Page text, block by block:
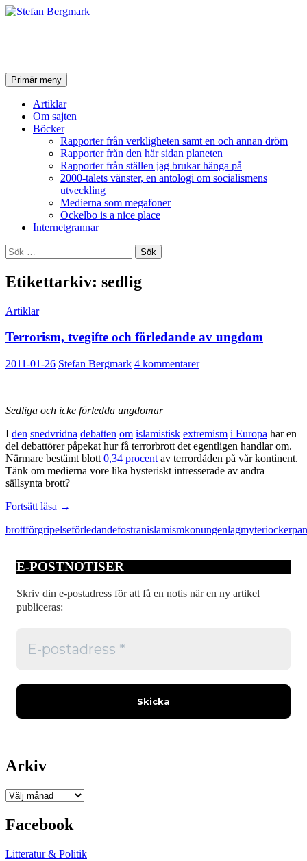
SökPrimär meny Hoppa
till
innehåll
Artiklar
Om sajten
Böcker
Rapporter från verkligheten samt en och annan dröm
Rapporter från den här sidan planeten
Rapporter från ställen jag brukar hänga på
2000-talets vänster, en antologi om socialismens
utveckling
Medierna som megafoner
Ockelbo is a nice place
Internetgrannar
Sök
efter:
Etikettarkiv: sedlig
Artiklar
Terrorism, tvegifte och förledande av ungdom
2011-01-26 Stefan Bergmark 4 kommentarer
Sedliga och icke förledda ungdomar
I den snedvridna debatten om islamistisk extremism i Europa har en
del debattörer påpekat hur få terrorbrott det egentligen handlar om.
Närmare bestämt blott 0,34 procent av terrordåden på vår kontinent.
Tänk om medierna vore lika hysteriskt intresserade av andra
sällsynta brott?
Fortsätt läsa Terrorism,
och
ungdom
→
brottförgripelseförledandefostranislamismkonungenlagmyteri
E-POSTNOTISER
Skriv din e-postadress för att få en notis när en ny artikel
publiceras:
Arkiv
Arkiv
Facebook
Litteratur & Politik